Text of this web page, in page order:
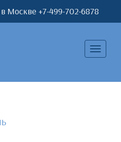
Москве +7-499-702-6878
Toggle